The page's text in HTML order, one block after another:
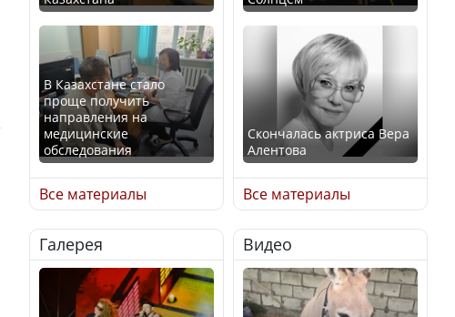
В Казахстане стало
проще получить
направления на
медицинские
обследования
Қазақстан Орталық Азия
елдері арасында әл-ауқат
индексінде көш бастады
Все материалы
Скончалась актриса Вера
Алентова
В РФ вынесен заочный
приговор по уголовному
делу об убийстве Игоря
Талькова
Все материалы
Галерея Видео